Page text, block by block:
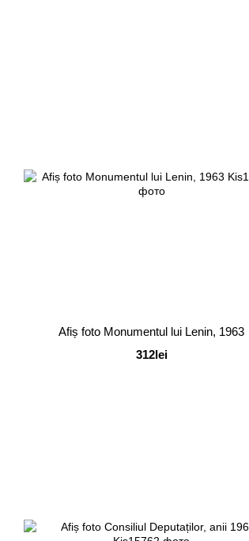
Afiș foto Monumentul lui Lenin, 1963
312lei